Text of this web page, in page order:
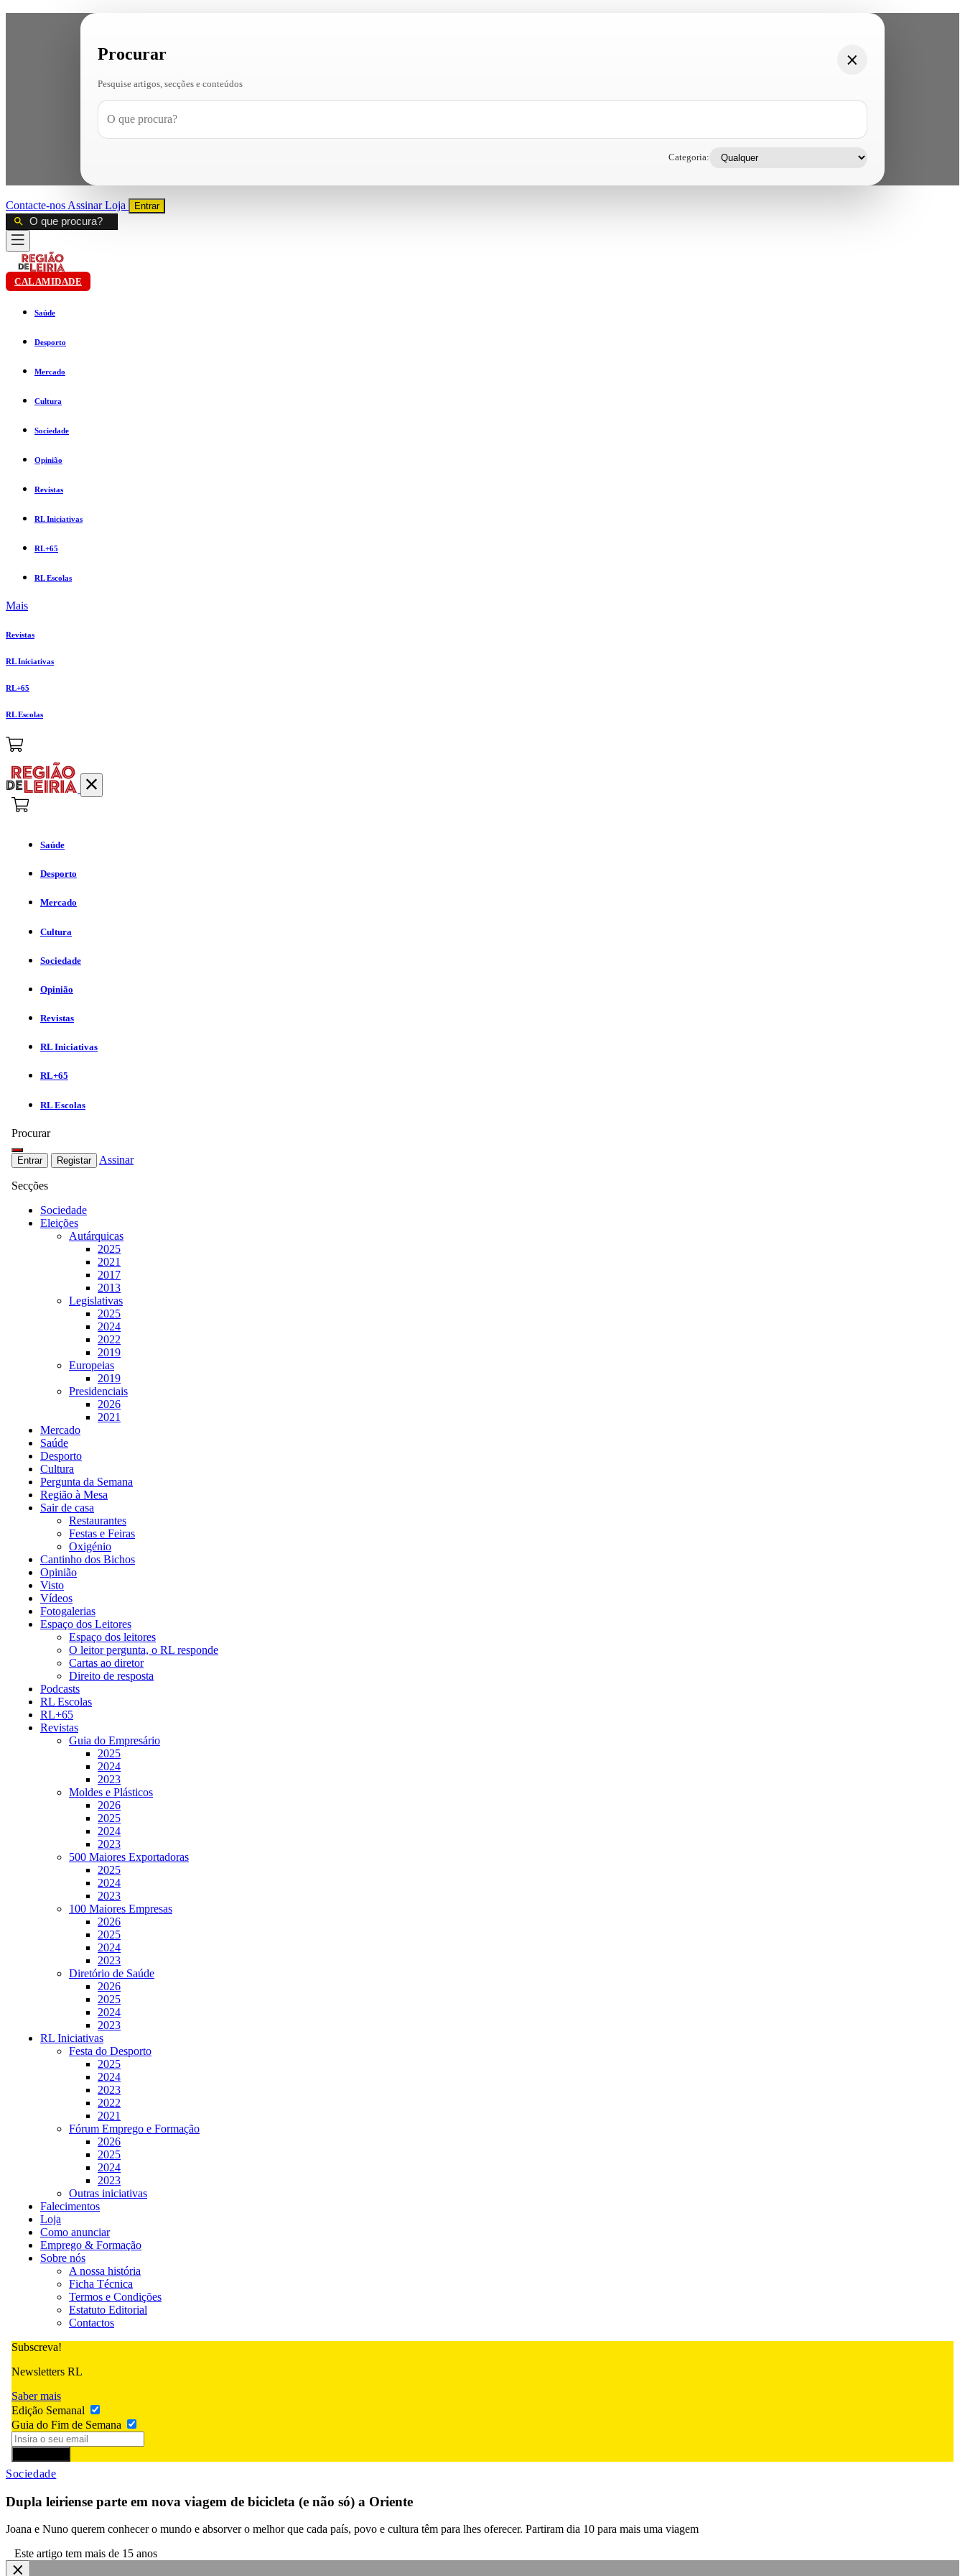
Procurar
Pesquise artigos, secções e conteúdos
Categoria:
Contacte-nos AssinarLoja Entrar
CALAMIDADE
Saúde
Desporto
Mercado
Cultura
Sociedade
Opinião
Revistas
RL Iniciativas
RL+65
RL Escolas
Mais
Revistas
RL Iniciativas
RL+65
RL Escolas
Saúde
Desporto
Mercado
Cultura
Sociedade
Opinião
Revistas
RL Iniciativas
RL+65
RL Escolas
Procurar
Entrar Registar Assinar
Secções
Sociedade
Eleições
Autárquicas
2025
2021
2017
2013
Legislativas
2025
2024
2022
2019
Europeias
2019
Presidenciais
2026
2021
Mercado
Saúde
Desporto
Cultura
Pergunta da Semana
Região à Mesa
Sair de casa
Restaurantes
Festas e Feiras
Oxigénio
Cantinho dos Bichos
Opinião
Visto
Vídeos
Fotogalerias
Espaço dos Leitores
Espaço dos leitores
O leitor pergunta, o RL responde
Cartas ao diretor
Direito de resposta
Podcasts
RL Escolas
RL+65
Revistas
Guia do Empresário
2025
2024
2023
Moldes e Plásticos
2026
2025
2024
2023
500 Maiores Exportadoras
2025
2024
2023
100 Maiores Empresas
2026
2025
2024
2023
Diretório de Saúde
2026
2025
2024
2023
RL Iniciativas
Festa do Desporto
2025
2024
2023
2022
2021
Fórum Emprego e Formação
2026
2025
2024
2023
Outras iniciativas
Falecimentos
Loja
Como anunciar
Emprego & Formação
Sobre nós
A nossa história
Ficha Técnica
Termos e Condições
Estatuto Editorial
Contactos
Subscreva!
Newsletters RL
Saber mais
Edição Semanal
Guia do Fim de Semana
Sociedade
Dupla leiriense parte em nova viagem de bicicleta (e não só) a Oriente
Joana e Nuno querem conhecer o mundo e absorver o melhor que cada país, povo e cultura têm para lhes oferecer. Partiram dia 10 para mais uma viagem
Este artigo tem mais de 15 anos